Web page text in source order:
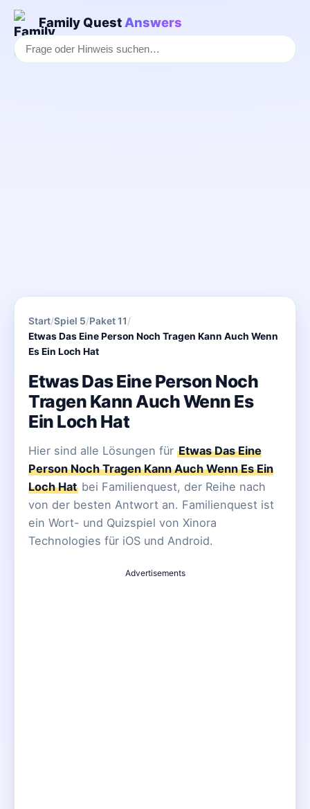
Family Quest Answers
Start/Spiel 5/Paket 11/
Etwas Das Eine Person Noch Tragen Kann Auch Wenn
Es Ein Loch Hat
Etwas Das Eine Person Noch
Tragen Kann Auch Wenn Es
Ein Loch Hat
Hier sind alle Lösungen für Etwas Das Eine
Person Noch Tragen Kann Auch Wenn Es Ein
Loch Hat bei Familienquest, der Reihe nach
von der besten Antwort an. Familienquest ist
ein Wort- und Quizspiel von Xinora
Technologies für iOS und Android.
Advertisements